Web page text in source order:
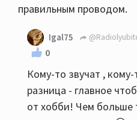
правильным проводом.
Igal75
0
Кому-то звучат , кому-
разница - главное
от хобби! Чем больше